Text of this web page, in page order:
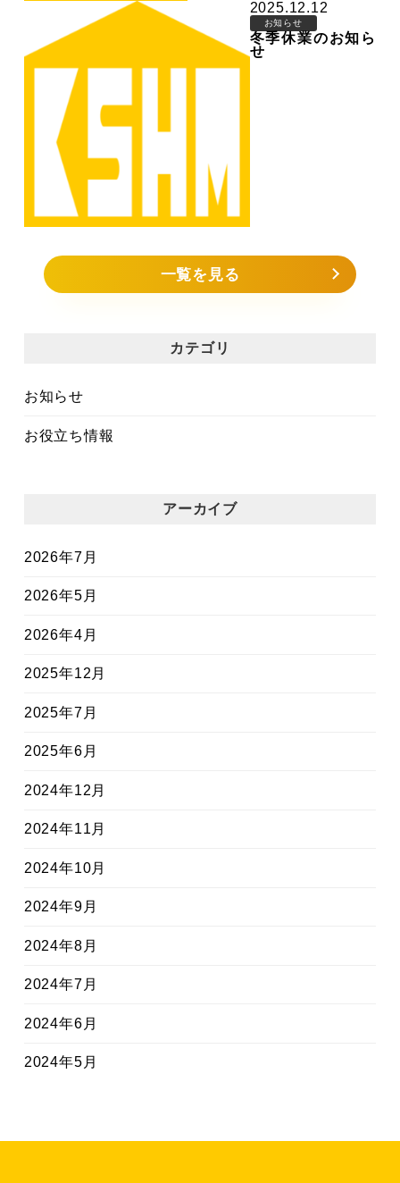
2025.12.12
お知らせ
冬季休業のお知ら
せ
一覧を見る
カテゴリ
お知らせ
お役立ち情報
アーカイブ
2026年7月
2026年5月
2026年4月
2025年12月
2025年7月
2025年6月
2024年12月
2024年11月
2024年10月
2024年9月
2024年8月
2024年7月
2024年6月
2024年5月